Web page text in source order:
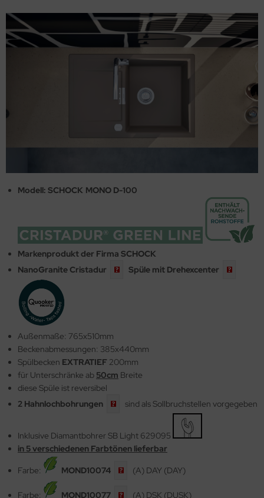
Modell: SCHOCK MONO D-100
Markenprodukt der Firma SCHOCK
NanoGranite Cristadur Spüle mit Drehexcenter
Außenmaße: 765x510mm
Beckenabmessungen: 385x440mm
Spülbecken EXTRATIEF 200mm
für Unterschränke ab 50cm Breite
diese Spüle ist reversibel
2 Hahnlochbohrungen sind als Sollbruchstellen vorgegeben
Inklusive Diamantbohrer SB Light 629095
in 5 verschiedenen Farbtönen lieferbar
Farbe: MOND10074 (A) DAY (DAY)
Farbe: MOND10077 (A) DSK (DUSK)